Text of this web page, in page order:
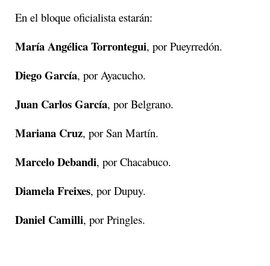
En el bloque oficialista estarán:
María Angélica Torrontegui, por Pueyrredón.
Diego García, por Ayacucho.
Juan Carlos García, por Belgrano.
Mariana Cruz, por San Martín.
Marcelo Debandi, por Chacabuco.
Diamela Freixes, por Dupuy.
Daniel Camilli, por Pringles.